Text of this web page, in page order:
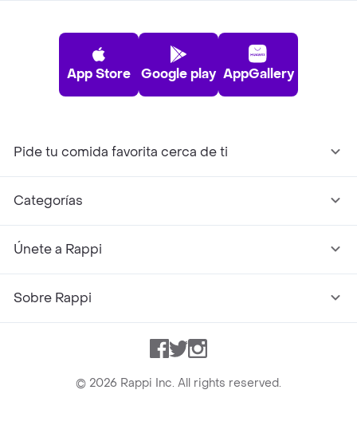
App Store Google play AppGallery
Pide tu comida favorita cerca de ti
Categorías
Únete a Rappi
Sobre Rappi
Facebook
TwitterInstagram
© 2026 Rappi Inc. All rights reserved.